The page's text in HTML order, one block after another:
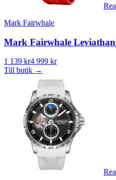
Rea
Mark Fairwhale
Mark Fairwhale
1 139 kr4 999 kr
Till butik →
Rea